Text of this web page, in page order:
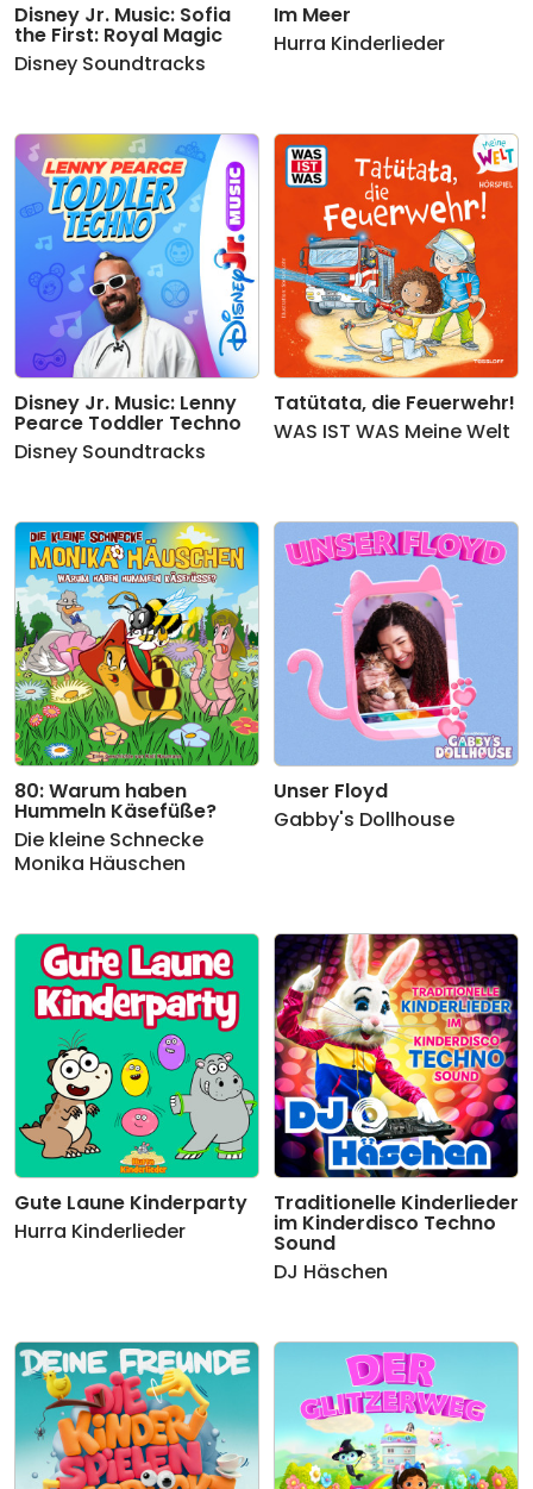
Disney Jr. Music: Sofia
the First: Royal Magic
Disney Soundtracks
Im Meer
Hurra Kinderlieder
Disney Jr. Music: Lenny
Pearce Toddler Techno
Disney Soundtracks
Tatütata, die Feuerwehr!
WAS IST WAS Meine Welt
80: Warum haben
Hummeln Käsefüße?
Die kleine Schnecke
Monika Häuschen
Unser Floyd
Gabby's Dollhouse
Gute Laune Kinderparty
Hurra Kinderlieder
Traditionelle Kinderlieder
im Kinderdisco Techno
Sound
DJ Häschen